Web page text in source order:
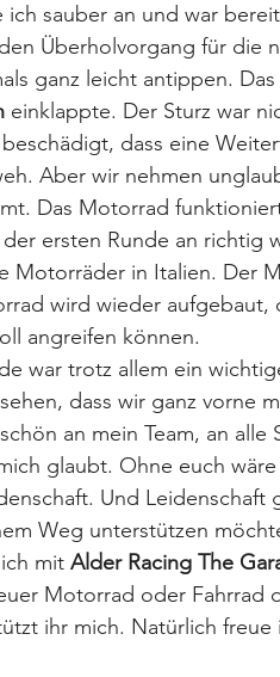
ich sauber an und war
Überholvorgang für die
ganz leicht antippen.
einklappte. Der Sturz war
dass eine
Aber wir nehmen
Das Motorrad
ersten Runde an richtig
Motorräder in Italien. Der
wird wieder aufgebaut,
angreifen können.
war trotz allem ein
dass wir ganz vorne
an mein Team, an
glaubt. Ohne euch
Und Leidenschaft
Weg unterstützen
mit Alder Racing The
Motorrad oder Fahrrad
ihr mich. Natürlich